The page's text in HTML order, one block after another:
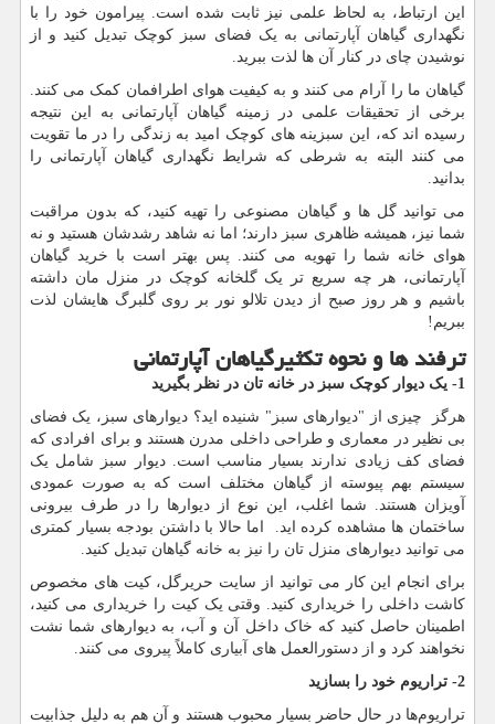
این ارتباط، به لحاظ علمی نیز ثابت شده است. پیرامون خود را با
نگهداری گیاهان آپارتمانی به یک فضای سبز کوچک تبدیل کنید و از
نوشیدن چای در کنار آن ها لذت ببرید.
گیاهان ما را آرام می کنند و به کیفیت هوای اطرافمان کمک می کنند.
برخی از تحقیقات علمی در زمینه گیاهان آپارتمانی به این نتیجه
رسیده اند که، این سبزینه های کوچک امید به زندگی را در ما تقویت
می کنند البته به شرطی که شرایط نگهداری گیاهان آپارتمانی را
بدانید.
می توانید گل ها و گیاهان مصنوعی را تهیه کنید، که بدون مراقبت
شما نیز، همیشه ظاهری سبز دارند؛ اما نه شاهد رشدشان هستید و نه
هوای خانه شما را تهویه می کنند. پس بهتر است با خرید گیاهان
آپارتمانی، هر چه سریع تر یک گلخانه کوچک در منزل مان داشته
باشیم و هر روز صبح از دیدن تلالو نور بر روی گلبرگ هایشان لذت
ببریم!
ترفند ها و نحوه تکثیرگیاهان آپارتمانی
1- یک دیوار کوچک سبز در خانه تان در نظر بگیرید
هرگز چیزی از "دیوارهای سبز" شنیده اید؟ دیوارهای سبز، یک فضای
بی نظیر در معماری و طراحی داخلی مدرن هستند و برای افرادی که
فضای کف زیادی ندارند بسیار مناسب است. دیوار سبز شامل یک
سیستم بهم پیوسته از گیاهان مختلف است که به صورت عمودی
آویزان هستند. شما اغلب، این نوع از دیوارها را در طرف بیرونی
ساختمان ها مشاهده کرده اید. اما حالا با داشتن بودجه بسیار کمتری
می توانید دیوارهای منزل تان را نیز به خانه گیاهان تبدیل کنید.
برای انجام این کار می توانید از سایت حریرگل، کیت های مخصوص
کاشت داخلی را خریداری کنید. وقتی یک کیت را خریداری می کنید،
اطمینان حاصل کنید که خاک داخل آن و آب، به دیوارهای شما نشت
نخواهند کرد و از دستورالعمل های آبیاری کاملاً پیروی می کنند.
2- تراریوم خود را بسازید
تراریوم‌ها در حال حاضر بسیار محبوب هستند و آن هم به دلیل جذابیت